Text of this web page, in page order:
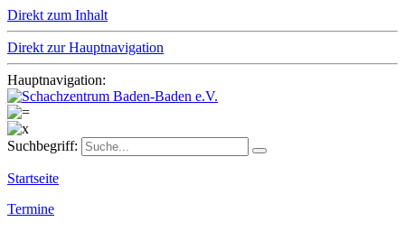
Direkt zum Inhalt
Direkt zur Hauptnavigation
Hauptnavigation:
Suchbegriff:
Startseite
Termine